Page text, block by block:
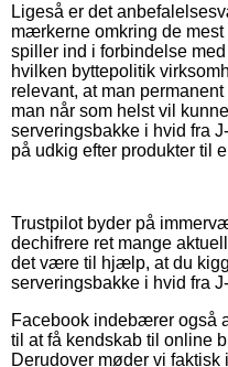
Ligeså er det
mærkerne omkring de
spiller ind i forbindelse
hvilken byttepolitik
relevant, at man
man når som helst vil
serveringsbakke i hvid fra
på udkig efter produkter til
Trustpilot byder på
dechifrere ret mange
det være til hjælp, at du
serveringsbakke i hvid fra
Facebook indebærer også
til at få kendskab til online
Derudover møder vi faktisk